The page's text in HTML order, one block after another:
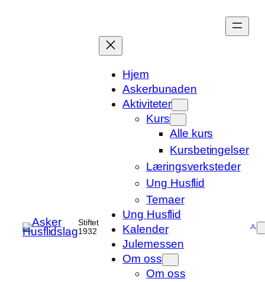
Stiftet
1932
Hjem
Askerbunaden
Aktiviteter
Kurs
Alle kurs
Kursbetingelser
Læringsverksteder
Ung Husflid
Temaer
Ung Husflid
Kalender
Julemessen
Om oss
Om oss